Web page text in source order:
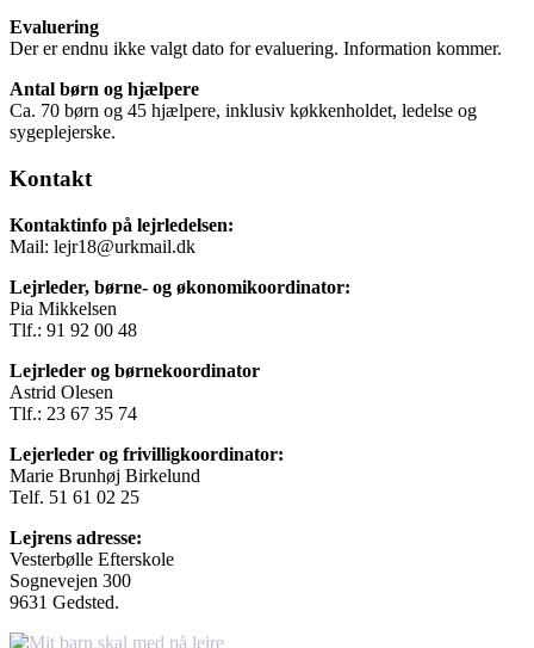
Evaluering
Der er endnu ikke valgt dato for evaluering. Information kommer.
Antal børn og hjælpere
Ca. 70 børn og 45 hjælpere, inklusiv køkkenholdet, ledelse og
sygeplejerske.
Kontakt
Kontaktinfo på lejrledelsen:
Mail: lejr18@urkmail.dk
Lejrleder, børne- og økonomikoordinator:
Pia Mikkelsen
Tlf.: 91 92 00 48
Lejrleder og børnekoordinator
Astrid Olesen
Tlf.: 23 67 35 74
Lejerleder og frivilligkoordinator:
Marie Brunhøj Birkelund
Telf. 51 61 02 25
Lejrens adresse:
Vesterbølle Efterskole
Sognevejen 300
9631 Gedsted.